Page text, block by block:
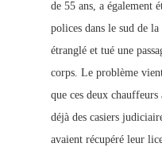
de 55 ans, a également
polices dans le sud de
étranglé et tué une
corps. Le problème
que ces deux chauffeurs
déjà des casiers
avaient récupéré leur